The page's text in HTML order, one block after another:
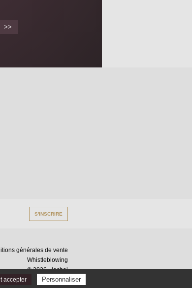
>>
S'INSCRIRE
générales de vente
Whistleblowing
© 2026 - lechai
accepter Personnaliser